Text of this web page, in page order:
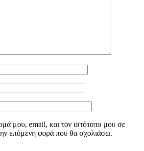
μου, email, και τον ιστότοπο μου σε
επόμενη φορά που θα σχολιάσω.